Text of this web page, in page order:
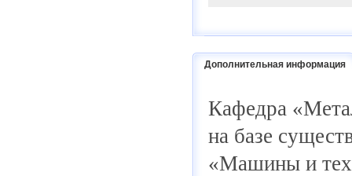
Дополнительная информация
Кафедра «
на базе
«Машины и